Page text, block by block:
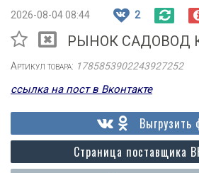
2026-08-04 08:44 2
РЫНОК САДОВОД
Артикул товара: 1785853902243927252
ссылка на пост в Вконтакте
Страница поставщика
Выгрузить